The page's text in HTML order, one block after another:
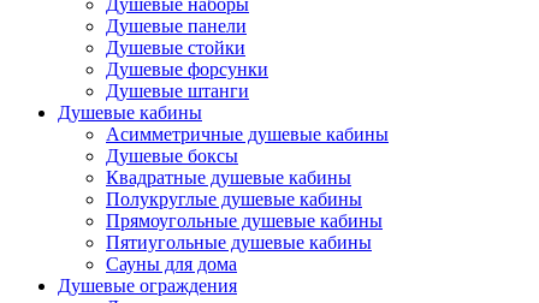
Душевые наборы
Душевые панели
Душевые стойки
Душевые форсунки
Душевые штанги
Душевые кабины
Асимметричные душевые кабины
Душевые боксы
Квадратные душевые кабины
Полукруглые душевые кабины
Прямоугольные душевые кабины
Пятиугольные душевые кабины
Сауны для дома
Душевые ограждения